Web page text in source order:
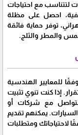
لتتناسب مع احتياجات
احصل على مظلة
توفر حماية فائقة
والمطر والثلج.
للمعايير الهندسية
إذا كنت تنوي تثبيت
مع شركات أو
يمكنهم تقديم
لاحتياجاتك ومتطلبات